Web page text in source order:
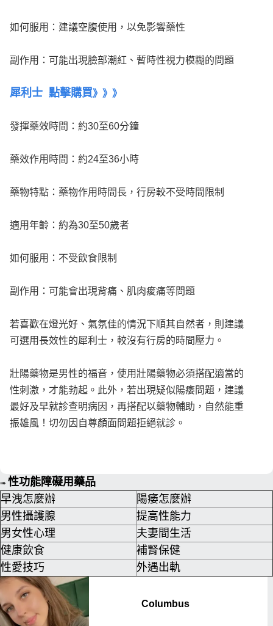
如何服用：建議空腹使用，以免影響藥性
副作用：可能出現臉部潮紅、暫時性視力模糊的問題
犀利士 點擊購買》 》 》
發揮藥效時間：約30至60分鐘
藥效作用時間：約24至36小時
藥物特點：藥物作用時間長，行房較不受時間限制
適用年齡：約為30至50歲者
如何服用：不受飲食限制
副作用：可能會出現背痛、肌肉痠痛等問題
若喜歡在燈光好、氣氛佳的情況下順其自然者，則建議
可選用長效性的犀利士，較沒有行房的時間壓力。
壯陽藥物是男性的福音，使用壯陽藥物必須搭配適當的
性刺激，才能勃起。此外，若出現疑似陽痿問題，建議
最好及早就診查明病因，再搭配以藥物輔助，自然能重
振雄風！切勿因自尊顏面問題拒絕就診。
➠ 性功能障礙用藥品
早洩怎麼辦
陽痿怎麼辦
男性攝護腺
提高性能力
男女性心理
夫妻間生活
健康飲食
補腎保健
性愛技巧
外遇出軌